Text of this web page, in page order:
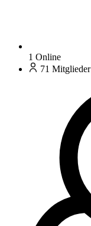
1 Online
71 Mitglieder